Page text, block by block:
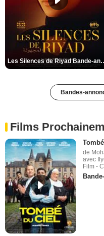
Les Silences de
Bandes-
Films
de
avec
Film -